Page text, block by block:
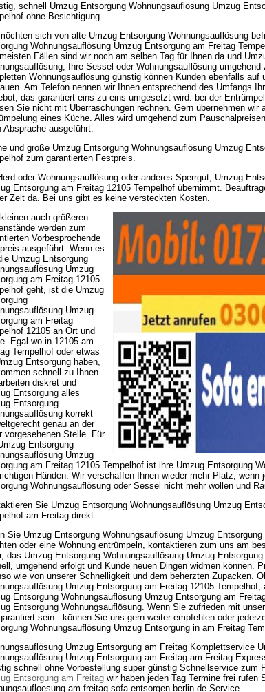
schnell Umzug Entsorgung Wohnungsauflösung Umzug
ohne Besichtigung.
sich von alte Umzug Entsorgung Wohnungsauflösung
Wohnungsauflösung Umzug Entsorgung am Freitag
Fällen sind wir noch am selben Tag für Ihnen da und
Ihre Sessel oder Wohnungsauflösung
Wohnungsauflösung günstig können Kunden ebenfalls auf
Am Telefon nennen wir Ihnen entsprechend des Umfangs
das garantiert eins zu eins umgesetzt wird. bei der
Sie nicht mit Überraschungen rechnen. Gern übernehmen wir
eines Küche. Alles wird umgehend zum
Absprache ausgeführt.
und große Umzug Entsorgung Wohnungsauflösung Umzug
zum garantierten Festpreis.
oder Wohnungsauflösung oder anderes Sperrgut, Umzug
Entsorgung am Freitag 12105 Tempelhof übernimmt.
Zeit da. Bei uns gibt es keine versteckten Kosten.
auch größeren
werden zum
Vorbesprochende
ausgeführt. Wenn es
Umzug Entsorgung
Umzug
am Freitag 12105
geht, ist die Umzug
Umzug
am Freitag
12105 an Ort und
Egal wo in 12105 am
Tempelhof oder etwas
Entsorgung haben,
schnell zu Ihnen.
diskret und
Entsorgung alles
Entsorgung
korrekt
genau an der
vorgesehenen Stelle. Für
Entsorgung
Umzug
am Freitag 12105 Tempelhof ist ihre Umzug Entsorgung
Händen. Wir verschaffen Ihnen wieder mehr Platz, wenn
Wohnungsauflösung oder Sessel nicht mehr wollen und
Sie Umzug Entsorgung Wohnungsauflösung Umzug
am Freitag direkt.
Sie Umzug Entsorgung Wohnungsauflösung Umzug
oder eine Wohnung entrümpeln, kontaktieren zum uns am
das Umzug Entsorgung Wohnungsauflösung Umzug
umgehend erfolgt und Kunde neuen Dingen widmen können.
wie von unserer Schnelligkeit und dem beherzten Zupacken.
Umzug Entsorgung am Freitag 12105
Entsorgung Wohnungsauflösung Umzug Entsorgung am
Entsorgung Wohnungsauflösung. Wenn Sie zufrieden mit
sein - können Sie uns gern weiter empfehlen oder
Wohnungsauflösung Umzug Entsorgung in am Freitag
Umzug Entsorgung am Freitag Komplettservice
Umzug Entsorgung am Freitag am Freitag
schnell ohne Vorbestellung super günstig Schnellservice zum
Entsorgung am Freitag wir haben jeden Tag Termine frei rufen
am-freitag.sofa-entsorgen-berlin.de Service.